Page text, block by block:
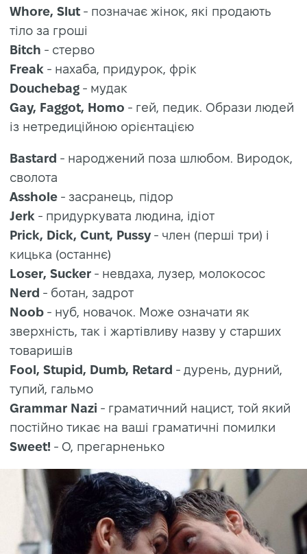
Whore, Slut - позначає жінок, які продають
тіло за гроші
Bitch - стерво
Freak - нахаба, придурок, фрік
Douchebag - мудак
Gay, Faggot, Homo - гей, педик. Образи людей
із нетредиційною орієнтацією
Bastard - народжений поза шлюбом. Виродок,
сволота
Asshole - засранець, підор
Jerk - придуркувата людина, ідіот
Prick, Dick, Cunt, Pussy - член (перші три) і
кицька (останнє)
Loser, Sucker - невдаха, лузер, молокосос
Nerd - ботан, задрот
Noob - нуб, новачок. Може означати як
зверхність, так і жартівливу назву у старших
товаришів
Fool, Stupid, Dumb, Retard - дурень, дурний,
тупий, гальмо
Grammar Nazi - граматичний нацист, той який
постійно тикає на ваші граматичні помилки
Sweet! - О, прегарненько